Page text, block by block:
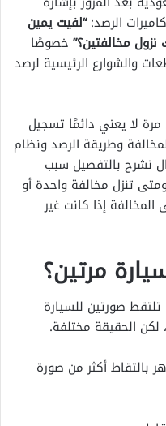
الرصد:“لفيت يمين
مخالفتين؟” خصوصًا
والشوارع الرئيسية لرصد
مرة لا يعني دائمًا تسجيل
وطريقة الرصد ونظام
نشرح بالتفصيل سبب
تنزل مخالفة واحدة أو
إذا كانت غير
مرتين؟
صورتين للسيارة
الحقيقة مختلفة.
بالتقاط أكثر من صورة